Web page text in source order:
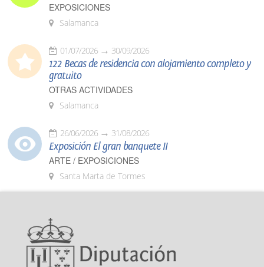
EXPOSICIONES
Salamanca
01/07/2026 30/09/2026
122 Becas de residencia con alojamiento completo y
gratuito
OTRAS ACTIVIDADES
Salamanca
26/06/2026 31/08/2026
Exposición El gran banquete II
ARTE / EXPOSICIONES
Santa Marta de Tormes